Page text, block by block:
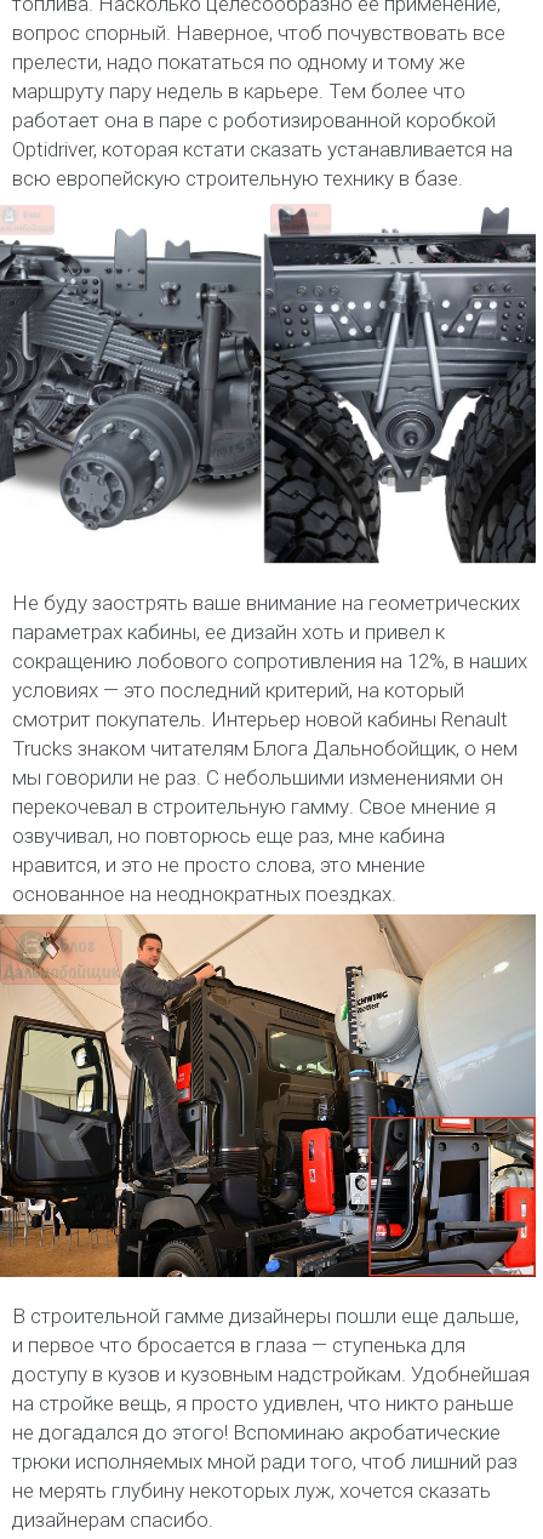
вопрос спорный. Наверное, чтоб почувствовать все
прелести, надо покататься по одному и тому же
маршруту пару недель в карьере. Тем более что
работает она в паре с роботизированной коробкой
Optidriver, которая кстати сказать устанавливается на
всю европейскую строительную технику в базе.
Не буду заострять ваше внимание на геометрических
параметрах кабины, ее дизайн хоть и привел к
сокращению лобового сопротивления на 12%, в наших
условиях — это последний критерий, на который
смотрит покупатель. Интерьер новой кабины Renault
Trucks знаком читателям Блога Дальнобойщик, о нем
мы говорили не раз. С небольшими изменениями он
перекочевал в строительную гамму. Свое мнение я
озвучивал, но повторюсь еще раз, мне кабина
нравится, и это не просто слова, это мнение
основанное на неоднократных поездках.
В строительной гамме дизайнеры пошли еще дальше,
и первое что бросается в глаза — ступенька для
доступу в кузов и кузовным надстройкам. Удобнейшая
на стройке вещь, я просто удивлен, что никто раньше
не догадался до этого! Вспоминаю акробатические
трюки исполняемых мной ради того, чтоб лишний раз
не мерять глубину некоторых луж, хочется сказать
дизайнерам спасибо.